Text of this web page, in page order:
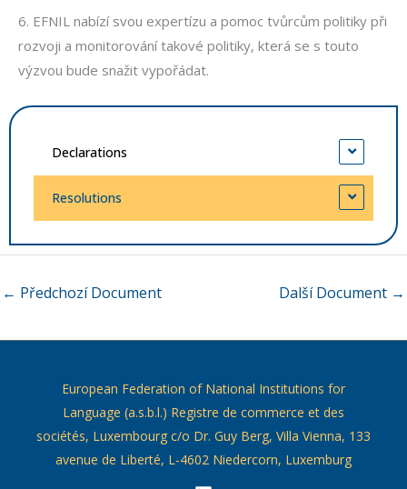
6. EFNIL nabízí svou expertízu a pomoc tvůrcům politiky při
rozvoji a monitorování takové politiky, která se s touto
výzvou bude snažit vypořádat.
Declarations
Resolutions
← Předchozí Document Další Document →
European Federation of National Institutions for
Language (a.s.b.l.) Registre de commerce et des
sociétés, Luxembourg c/o Dr. Guy Berg, Villa Vienna, 133
avenue de Liberté, L-4602 Niedercorn, Luxemburg